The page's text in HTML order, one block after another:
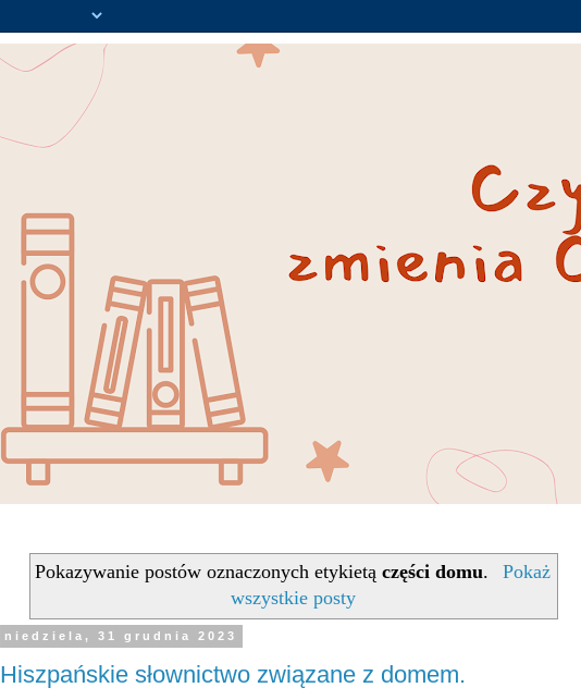
Pokazywanie postów oznaczonych etykietączęści domu.
Pokaż
wszystkie posty
niedziela, 31 grudnia 2023
Hiszpańskie słownictwo związane z domem.